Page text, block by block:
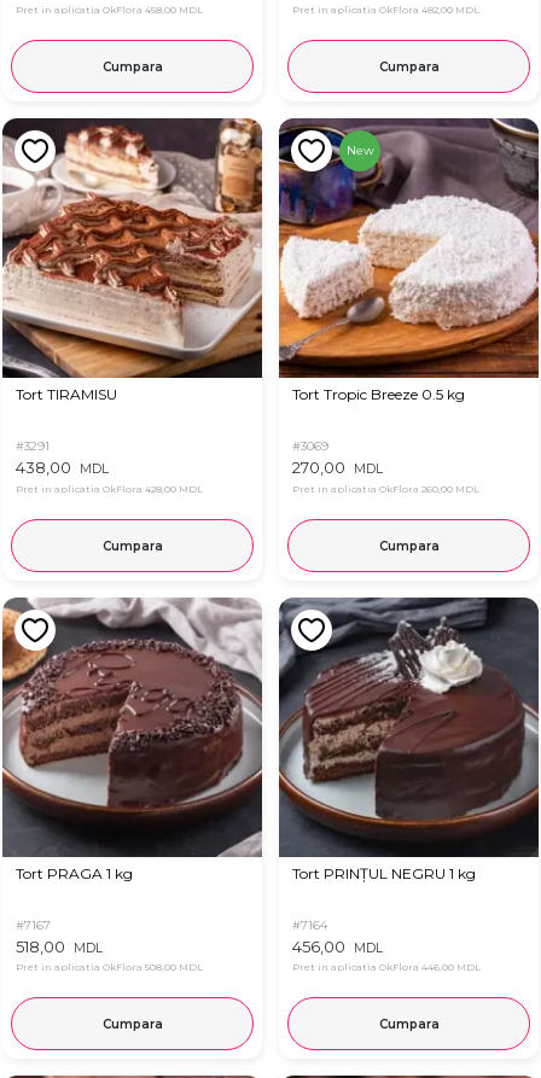
Pret in aplicatia OkFlora 458,00 MDL
Cumpara
Pret in aplicatia OkFlora 482,00 MDL
Cumpara
Tort TIRAMISU
#3291
438,00 MDL
Pret in aplicatia OkFlora 428,00 MDL
Cumpara
New
Tort Tropic Breeze 0.5 kg
#3069
270,00 MDL
Pret in aplicatia OkFlora 260,00 MDL
Cumpara
Tort PRAGA 1 kg
#7167
518,00 MDL
Pret in aplicatia OkFlora 508,00 MDL
Cumpara
Tort PRINȚUL NEGRU 1 kg
#7164
456,00 MDL
Pret in aplicatia OkFlora 446,00 MDL
Cumpara